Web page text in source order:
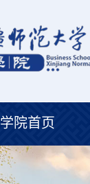
学院首页